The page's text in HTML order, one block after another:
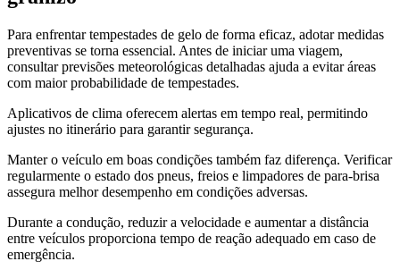
Para enfrentar tempestades de gelo de forma eficaz, adotar medidas
preventivas se torna essencial. Antes de iniciar uma viagem,
consultar previsões meteorológicas detalhadas ajuda a evitar áreas
com maior probabilidade de tempestades.
Aplicativos de clima oferecem alertas em tempo real, permitindo
ajustes no itinerário para garantir segurança.
Manter o veículo em boas condições também faz diferença. Verificar
regularmente o estado dos pneus, freios e limpadores de para-brisa
assegura melhor desempenho em condições adversas.
Durante a condução, reduzir a velocidade e aumentar a distância
entre veículos proporciona tempo de reação adequado em caso de
emergência.